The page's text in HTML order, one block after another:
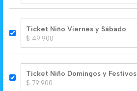
Ticket Niño Viernes y Sábado
$ 49.900
Ticket Niño Domingos y Festivos
$ 79.900